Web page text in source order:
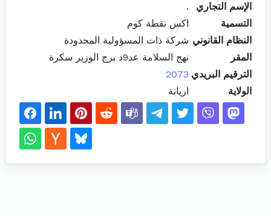
الإسم التجاري
.
التسمية
اكس نقطة كوم
النظام القانوني شركة ذات المسؤولية المحدودة
المقر
نهج السلامة عد9د برج الوزير سكرة
الترقيم البريدي 2073
الولاية
اريانة